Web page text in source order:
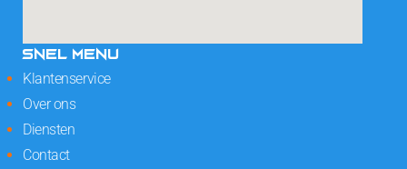
SNEL MENU
Klantenservice
Over ons
Diensten
Contact